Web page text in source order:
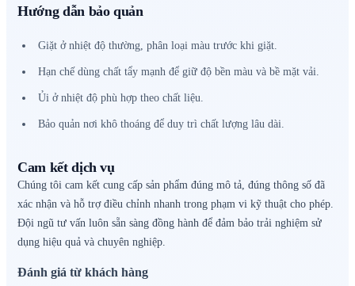
Hướng dẫn bảo quản
Giặt ở nhiệt độ thường, phân loại màu trước khi giặt.
Hạn chế dùng chất tẩy mạnh để giữ độ bền màu và bề mặt vải.
Ủi ở nhiệt độ phù hợp theo chất liệu.
Bảo quản nơi khô thoáng để duy trì chất lượng lâu dài.
Cam kết dịch vụ
Chúng tôi cam kết cung cấp sản phẩm đúng mô tả, đúng thông số đã
xác nhận và hỗ trợ điều chỉnh nhanh trong phạm vi kỹ thuật cho phép.
Đội ngũ tư vấn luôn sẵn sàng đồng hành để đảm bảo trải nghiệm sử
dụng hiệu quả và chuyên nghiệp.
Đánh giá từ khách hàng